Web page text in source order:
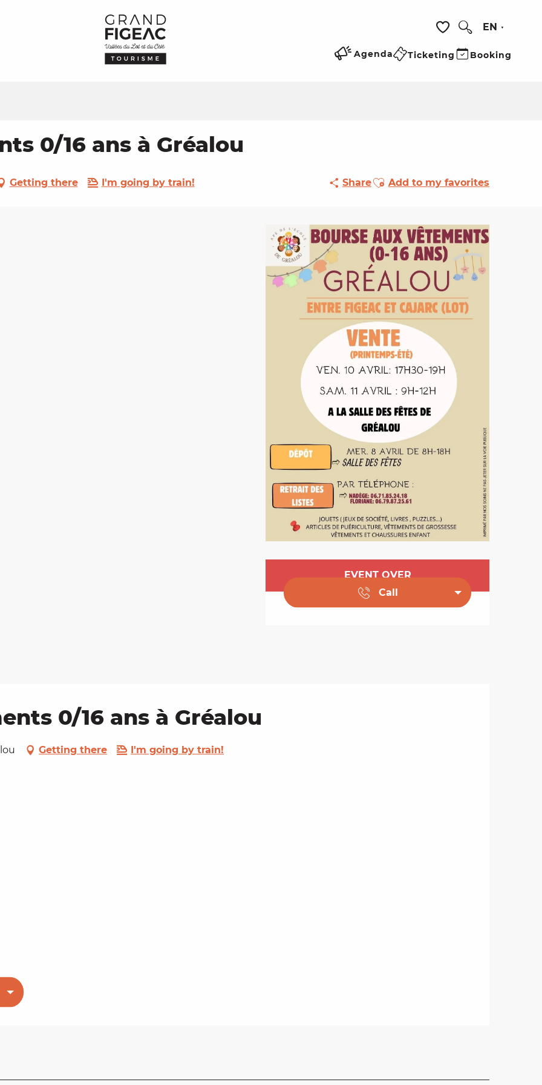
Voir les favoris
EN
Agenda Ticketing Booking
0/16 ans à Gréalou
Getting there I'm going by train! ShareAjouter aux favoris
Add to my favorites
Opening hours &
EVENT OVER
Call
0/16 ans à Gréalou
Getting there I'm going by train!